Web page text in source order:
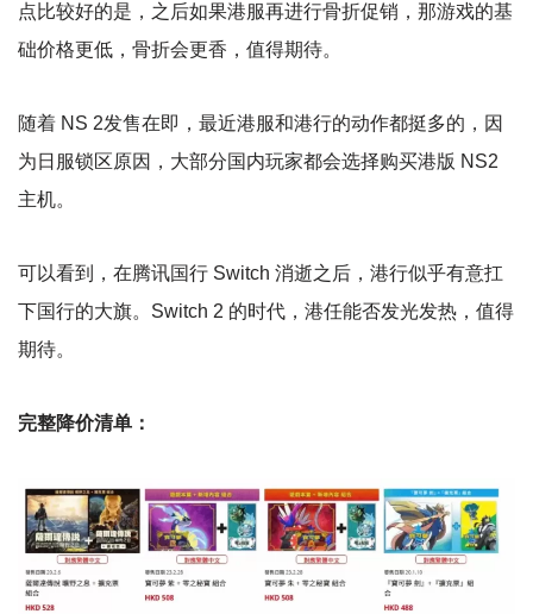
点比较好的是，之后如果港服再进行骨折促销，那游戏的基
础价格更低，骨折会更香，值得期待。
随着 NS 2发售在即，最近港服和港行的动作都挺多的，因
为日服锁区原因，大部分国内玩家都会选择购买港版 NS2
主机。
可以看到，在腾讯国行 Switch 消逝之后，港行似乎有意扛
下国行的大旗。Switch 2 的时代，港任能否发光发热，值得
期待。
完整降价清单：